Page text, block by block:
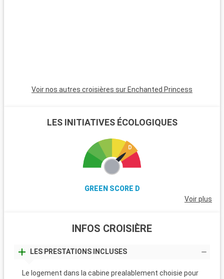
Voir nos autres croisières sur Enchanted Princess
LES INITIATIVES ÉCOLOGIQUES
GREEN SCORE D
Voir plus
INFOS CROISIÈRE
LES PRESTATIONS INCLUSES
Le logement dans la cabine prealablement choisie pour